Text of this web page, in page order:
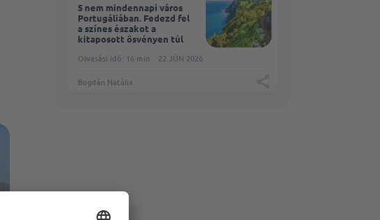
5 nem mindennapi város
Portugáliában. Fedezd fel
a színes északot a
kitaposott ösvényen túl
Olvasási idő: 16 min
22 JÚN 2026
Bogdán Natália